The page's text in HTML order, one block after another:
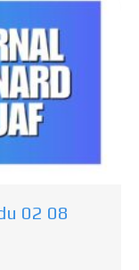
02 08